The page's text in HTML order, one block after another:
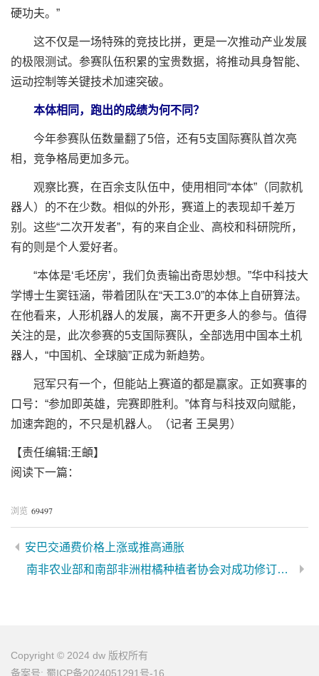
硬功夫。”
这不仅是一场特殊的竞技比拼，更是一次推动产业发展
的极限测试。参赛队伍积累的宝贵数据，将推动具身智能、
运动控制等关键技术加速突破。
本体相同，跑出的成绩为何不同？
今年参赛队伍数量翻了5倍，还有5支国际赛队首次亮
相，竞争格局更加多元。
观察比赛，在百余支队伍中，使用相同“本体”（同款机
器人）的不在少数。相似的外形，赛道上的表现却千差万
别。这些“二次开发者”，有的来自企业、高校和科研院所，
有的则是个人爱好者。
“本体是‘毛坯房’，我们负责输出奇思妙想。”华中科技大
学博士生窦钰涵，带着团队在“天工3.0”的本体上自研算法。
在他看来，人形机器人的发展，离不开更多人的参与。值得
关注的是，此次参赛的5支国际赛队，全部选用中国本土机
器人，“中国机、全球脑”正成为新趋势。
冠军只有一个，但能站上赛道的都是赢家。正如赛事的
口号：“参加即英雄，完赛即胜利。”体育与科技双向赋能，
加速奔跑的，不只是机器人。（记者 王昊男）
【责任编辑:王頔】
阅读下一篇：
浏览 69497
安巴交通费价格上涨或推高通胀
南非农业部和南部非洲柑橘种植者协会对成功修订南非柑橘对华出口检疫要求表示欢迎
Copyright © 2024 dw 版权所有
备案号: 蜀ICP备2024051291号-16